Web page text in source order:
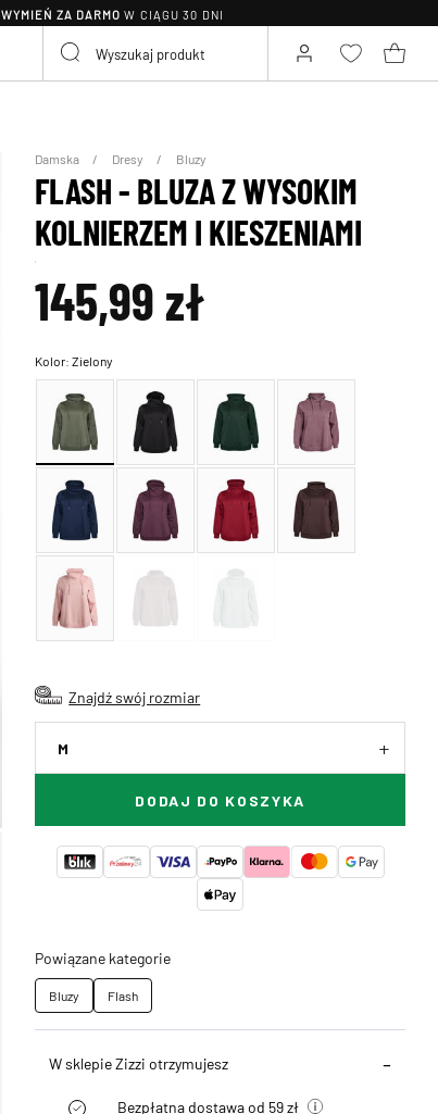
WYMIEŃ ZA DARMO W CIĄGU 30 DNI
Damska Dresy Bluzy
FLASH - BLUZA Z WYSOKIM
KOLNIERZEM I KIESZENIAMI
145,99 zł
Kolor:Zielony
Znajdź swój rozmiar
M
DODAJ DO KOSZYKA
Powiązane kategorie
Bluzy Flash
W sklepie Zizzi otrzymujesz
Bezpłatna dostawa od 59 zł